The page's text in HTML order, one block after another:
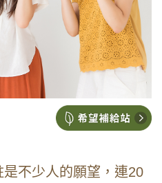
不少人的願望，連20